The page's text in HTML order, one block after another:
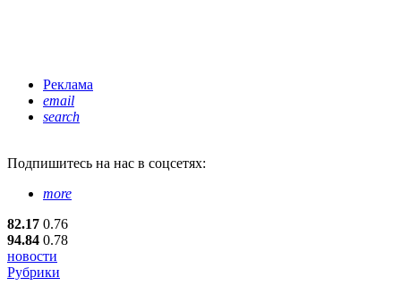
Реклама
email
search
Подпишитесь на нас в соцсетях:
more
82.17 0.76
94.84 0.78
новости
Рубрики